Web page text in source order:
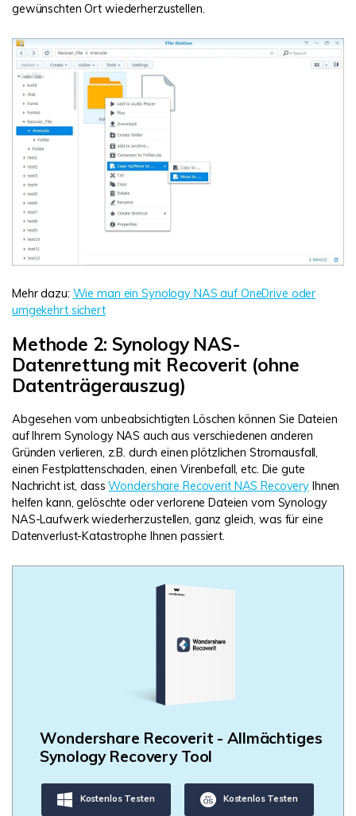
gewünschten Ort wiederherzustellen.
Mehr dazu: Wie man ein Synology NAS auf OneDrive oder
umgekehrt sichert
Methode 2: Synology NAS-
Datenrettung mit Recoverit (ohne
Datenträgerauszug)
Abgesehen vom unbeabsichtigten Löschen können Sie Dateien
auf Ihrem Synology NAS auch aus verschiedenen anderen
Gründen verlieren, z.B. durch einen plötzlichen Stromausfall,
einen Festplattenschaden, einen Virenbefall, etc. Die gute
Nachricht ist, dassWondershare Recoverit NAS Recovery Ihnen
helfen kann, gelöschte oder verlorene Dateien vom Synology
NAS-Laufwerk wiederherzustellen, ganz gleich, was für eine
Datenverlust-Katastrophe Ihnen passiert.
Wondershare Recoverit - Allmächtiges
Synology Recovery Tool
Kostenlos Testen Kostenlos Testen